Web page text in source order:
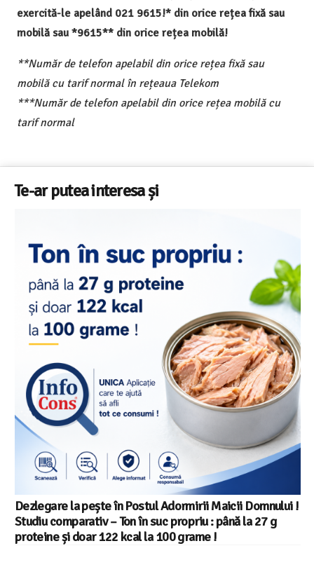
exercită-le apelând 021 9615!* din orice rețea fixă sau
mobilă sau *9615** din orice rețea mobilă!
**Număr de telefon apelabil din orice rețea fixă sau
mobilă cu tarif normal în rețeaua Telekom
***Număr de telefon apelabil din orice rețea mobilă cu
tarif normal
Te-ar putea interesa și
Dezlegare la pește în Postul Adormirii Maicii Domnului !
Studiu comparativ – Ton în suc propriu : până la 27 g
proteine și doar 122 kcal la 100 grame !